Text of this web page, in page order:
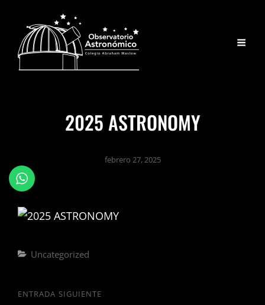
2025 ASTRONOMY
febrero 27, 2025
Uncategorized
ENTRADA SIGUIENTE